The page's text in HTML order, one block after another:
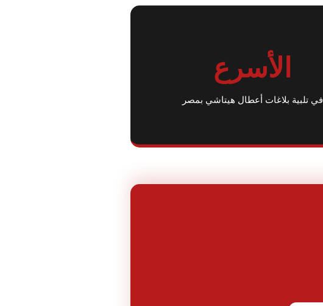
الأسرع
في تلبية بلاغات أعطال هيتاشي بمصر